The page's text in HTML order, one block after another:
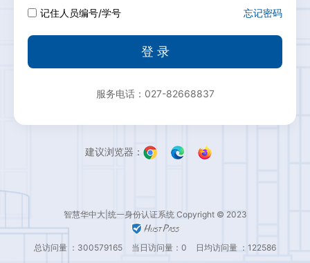
记住人员编号/学号 忘记密码
登 录
服务电话：027-82668837
建议浏览器：
智慧华中大|统一身份认证系统 Copyright © 2023
总访问量 ：300579165 当日访问量：0 日均访问量 ：122586